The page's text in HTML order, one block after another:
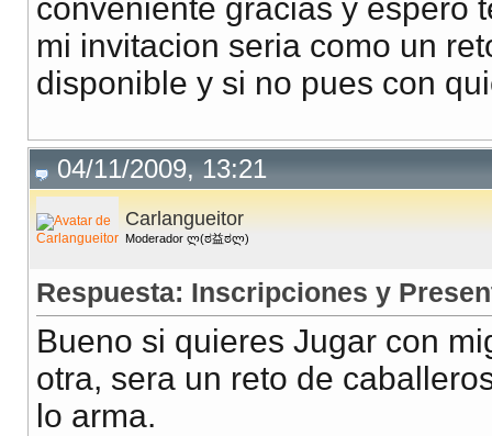
conveniente gracias y espero
mi invitacion seria como un
disponible y si no pues con
04/11/2009, 13:21
Carlangueitor
Moderador ლ(ಠ益ಠლ)
Respuesta: Inscripciones y
Bueno si quieres Jugar con
otra, sera un reto de
lo arma.